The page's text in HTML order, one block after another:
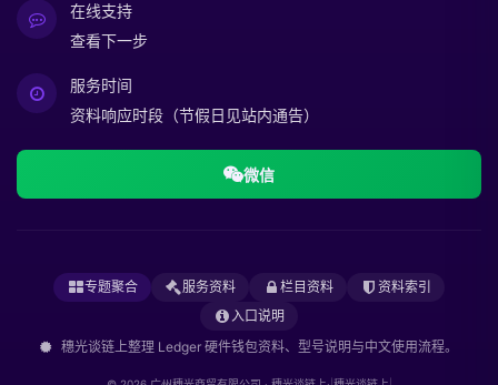
在线支持
查看下一步
服务时间
资料响应时段（节假日见站内通告）
微信
专题聚合 服务资料 栏目资料
资料索引
入口说明
穗光谈链上整理 Ledger 硬件钱包资料、型号说明与中文使用流程。